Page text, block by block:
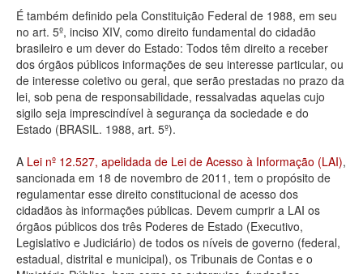
Administração
Legislação
Agenda
Perguntas frequentes
Contato
É também definido pela Constituição Federal de 1988, em seu
no art. 5º, inciso XIV, como direito fundamental do cidadão
brasileiro e um dever do Estado: Todos têm direito a receber
dos órgãos públicos informações de seu interesse particular, ou
de interesse coletivo ou geral, que serão prestadas no prazo da
lei, sob pena de responsabilidade, ressalvadas aquelas cujo
sigilo seja imprescindível à segurança da sociedade e do
Estado (BRASIL. 1988, art. 5º).
A Lei nº 12.527, apelidada de Lei de Acesso à Informação (LAI),
sancionada em 18 de novembro de 2011, tem o propósito de
regulamentar esse direito constitucional de acesso dos
cidadãos às informações públicas. Devem cumprir a LAI os
órgãos públicos dos três Poderes de Estado (Executivo,
Legislativo e Judiciário) de todos os níveis de governo (federal,
estadual, distrital e municipal), os Tribunais de Contas e o